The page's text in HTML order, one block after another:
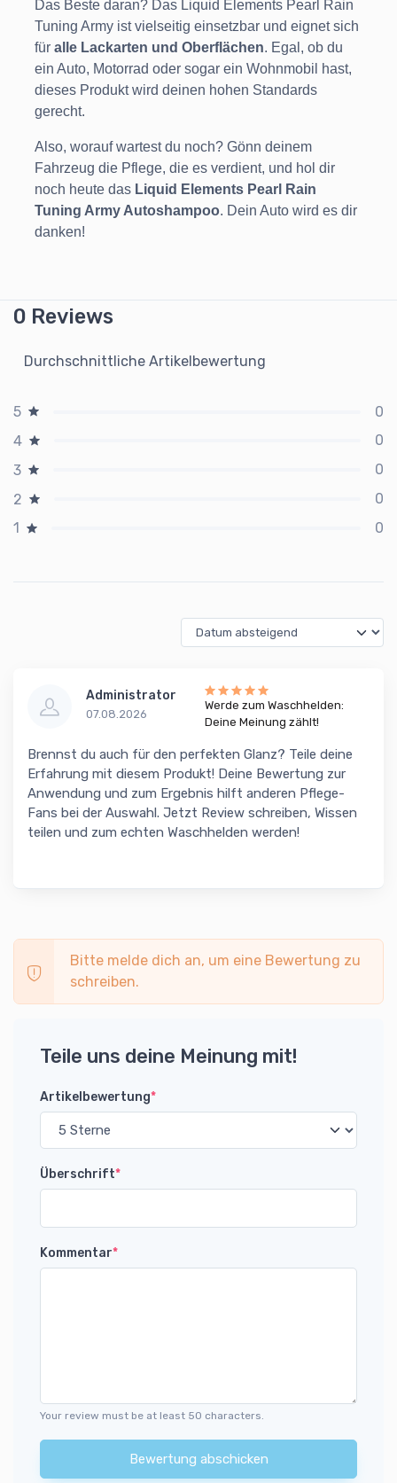
Das Beste daran? Das Liquid Elements Pearl Rain
Tuning Army ist vielseitig einsetzbar und eignet sich
für alle Lackarten und Oberflächen. Egal, ob du
ein Auto, Motorrad oder sogar ein Wohnmobil hast,
dieses Produkt wird deinen hohen Standards
gerecht.
Also, worauf wartest du noch? Gönn deinem
Fahrzeug die Pflege, die es verdient, und hol dir
noch heute das Liquid Elements Pearl Rain
Tuning Army Autoshampoo. Dein Auto wird es dir
danken!
0 Reviews
Durchschnittliche Artikelbewertung
5
0
4
0
3
0
2
0
1
0
Administrator
07.08.2026
Werde zum Waschhelden:
Deine Meinung zählt!
Brennst du auch für den perfekten Glanz? Teile deine
Erfahrung mit diesem Produkt! Deine Bewertung zur
Anwendung und zum Ergebnis hilft anderen Pflege-
Fans bei der Auswahl. Jetzt Review schreiben, Wissen
teilen und zum echten Waschhelden werden!
Bitte melde dich an, um eine Bewertung zu
schreiben.
Teile uns deine Meinung mit!
Artikelbewertung*
Überschrift*
Kommentar*
Your review must be at least 50 characters.
Bewertung abschicken